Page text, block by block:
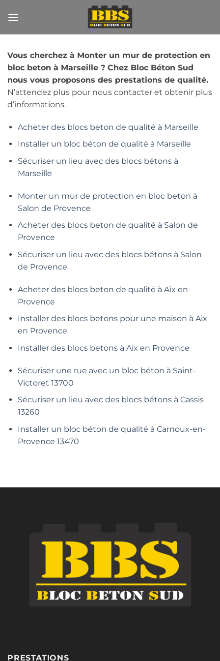
au
Vous cherchez à Monter un mur de protection en
bloc beton à Marseille ? Chez Bloc Béton Sud
nous vous proposons des prestations de qualité.
N’attendez plus pour nous contacter et obtenir plus
d’informations.
Acheter des blocs beton de qualité à Marseille
Installer un bloc béton de qualité à Marseille
Sécuriser un lieu avec des blocs bétons à
Marseille
Monter un mur de protection en bloc beton à
Salon de Provence
Acheter des blocs beton de qualité à Salon de
Provence
Sécuriser un lieu avec des blocs bétons à Salon
de Provence
Acheter des blocs beton de qualité à Aix en
Provence
Installer des blocs betons pour une maison à Aix
en Provence
Installer des blocs betons à Aix en Provence
Sécuriser une rue avec un bloc béton à Saint-
Victoret 13700
Sécuriser un lieu avec des blocs bétons à Cassis
13260
Installer un bloc béton de qualité à Carnoux-en-
Provence 13470
PRESTATIONS